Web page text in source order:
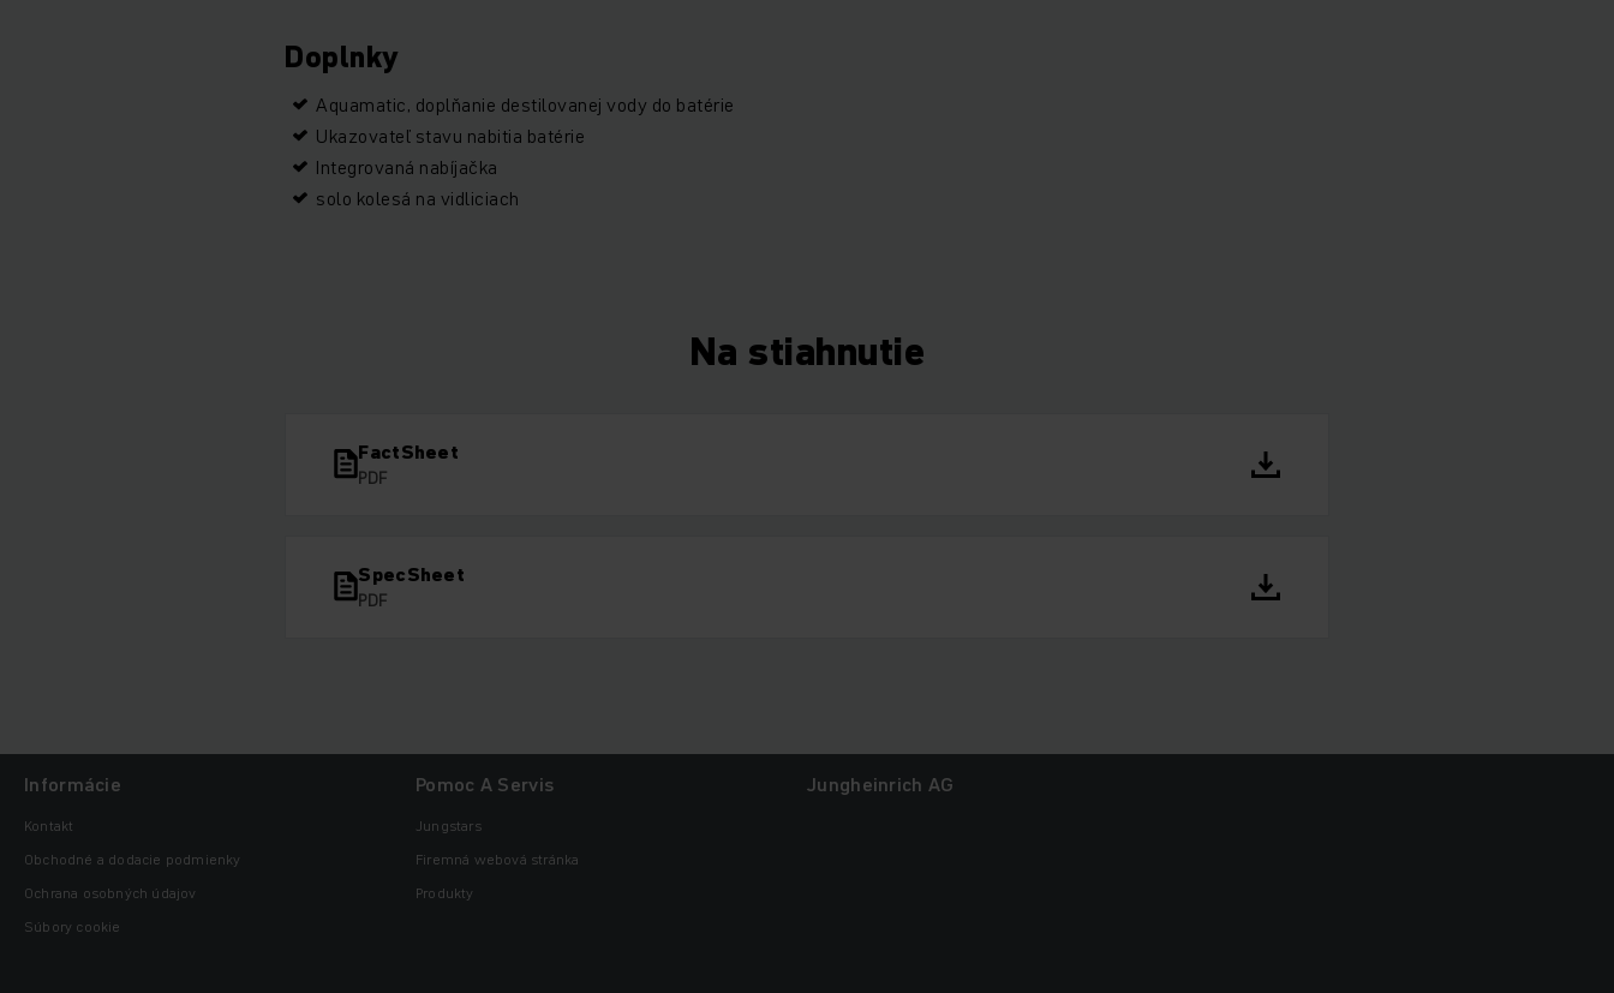
Doplnky
Aquamatic, doplňanie destilovanej vody do batérie
Ukazovateľ stavu nabitia batérie
Integrovaná nabíjačka
solo kolesá na vidliciach
Na stiahnutie
FactSheet
PDF
SpecSheet
PDF
Informácie
Kontakt
Obchodné a dodacie podmienky
Ochrana osobných údajov
Súbory cookie
Pomoc A Servis
Jungstars
Firemná webová stránka
Produkty
Jungheinrich AG